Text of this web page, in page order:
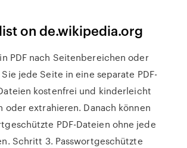
on de.wikipedia.org
PDF nach Seitenbereichen oder
jede Seite in eine separate PDF-
kostenfrei und kinderleicht
oder extrahieren. Danach können
PDF-Dateien ohne jede
Schritt 3. Passwortgeschützte